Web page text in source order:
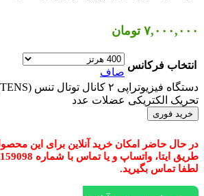
۷,۰۰۰,۰۰۰ تومان
انتخاب فرکانس
صاف
تحریک الکتریکی عضلات عدد
خرید فوری
در حال حاضر امکان خرید آنلاین برای این
لطفا تماس بگیرید.